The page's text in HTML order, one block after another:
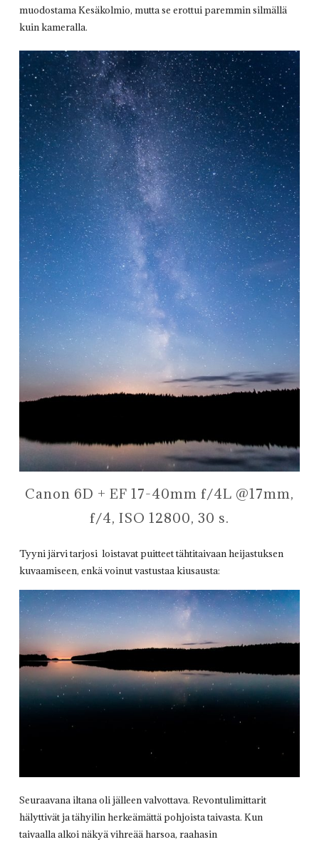
muodostama Kesäkolmio, mutta se erottui paremmin silmällä
kuin kameralla.
Canon 6D + EF 17-40mm f/4L @17mm,
f/4, ISO 12800, 30 s.
Tyyni järvi tarjosi loistavat puitteet tähtitaivaan heijastuksen
kuvaamiseen, enkä voinut vastustaa kiusausta:
Seuraavana iltana oli jälleen valvottava. Revontulimittarit
hälyttivät ja tähyilin herkeämättä pohjoista taivasta. Kun
taivaalla alkoi näkyä vihreää harsoa, raahasin